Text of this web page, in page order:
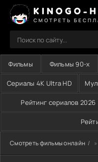
KINOGO-
СМОТРЕТЬ
Фильмы Фильмы 90-х
Сериалы 4K Ultra HD
Рейтинг сериалов 2026
Смотреть фильмы онлайн »